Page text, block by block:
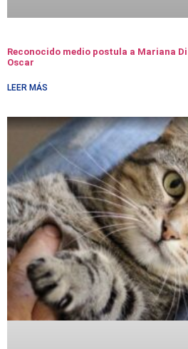
Reconocido medio postula a Mariana
Oscar
LEER MÁS